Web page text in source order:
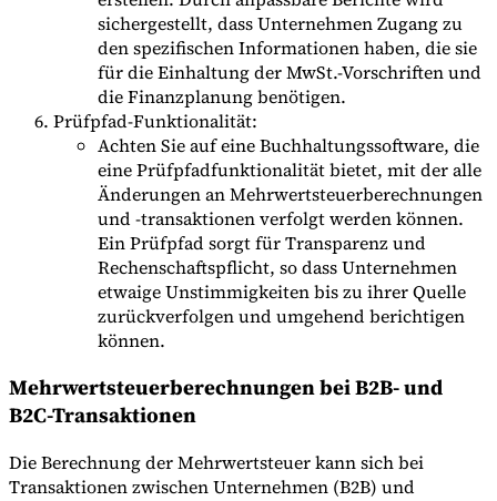
sichergestellt, dass Unternehmen Zugang zu
den spezifischen Informationen haben, die sie
für die Einhaltung der MwSt.-Vorschriften und
die Finanzplanung benötigen.
Prüfpfad-Funktionalität:
Achten Sie auf eine Buchhaltungssoftware, die
eine Prüfpfadfunktionalität bietet, mit der alle
Änderungen an Mehrwertsteuerberechnungen
und -transaktionen verfolgt werden können.
Ein Prüfpfad sorgt für Transparenz und
Rechenschaftspflicht, so dass Unternehmen
etwaige Unstimmigkeiten bis zu ihrer Quelle
zurückverfolgen und umgehend berichtigen
können.
Mehrwertsteuerberechnungen bei B2B- und
B2C-Transaktionen
Die Berechnung der Mehrwertsteuer kann sich bei
Transaktionen zwischen Unternehmen (B2B) und